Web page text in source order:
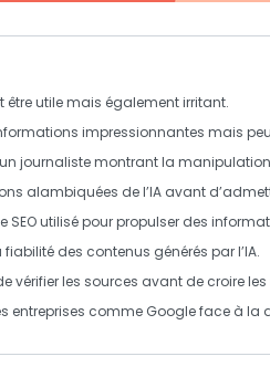
être utile mais égalementirritant.
impressionnantes mais
journaliste montrant la manipulation
alambiquées de l’IA avant
SEOutilisé pour propulser des
fiabilité des contenus générés par l’IA.
vérifier les sources avant de croire les
entreprises comme Googleface à la